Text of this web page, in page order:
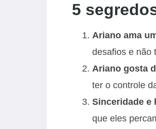
5
Ariano ama
desafios e não
Ariano gosta
ter o controle
Sinceridade e
que eles